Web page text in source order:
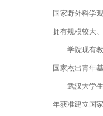
国家野外科学
拥有规模较大
学院现有教职
国家杰出青年
武汉大学生
年获准建立国